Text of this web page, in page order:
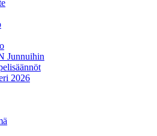
Junnuihin
2026